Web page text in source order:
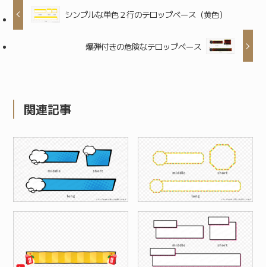
シンプルな単色２行のテロップベース（黄色）
爆弾付きの危険なテロップベース
関連記事